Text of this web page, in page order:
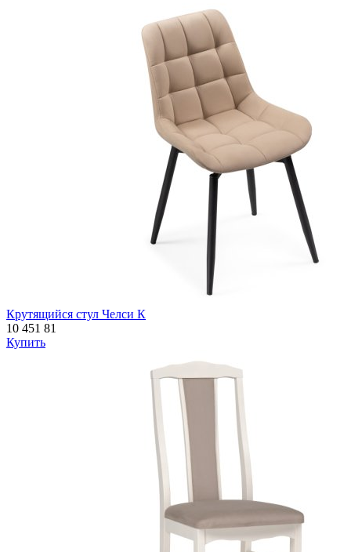
Крутящийся стул Челси К
10 451 81
Купить